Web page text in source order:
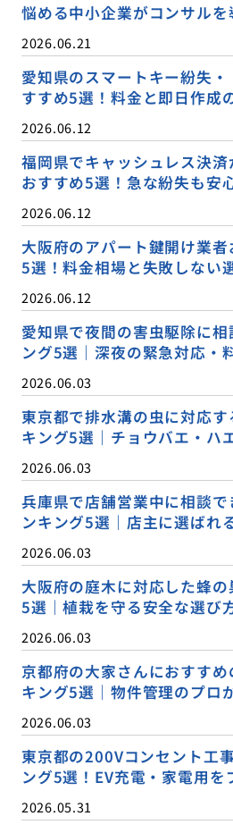
悩める中小企業がコンサルを
2026.06.21
愛知県のスマートキー紛失
すすめ5選！料金と即日作成
2026.06.12
福岡県でキャッシュレス決
おすすめ5選！急な紛失も安
2026.06.12
大阪府のアパート鍵開け業
5選！料金相場と失敗しない
2026.06.12
愛知県で夜間の害虫駆除に
ング5選｜深夜の緊急対応・
2026.06.03
東京都で排水溝の虫に対応
キング5選｜チョウバエ・ハ
2026.06.03
兵庫県で店舗営業中に相談
ンキング5選｜店主に選ばれ
2026.06.03
大阪府の庭木に対応した蜂
5選｜植栽を守る安全な選び
2026.06.03
京都府の大家さんにおすす
キング5選｜物件管理のプロ
2026.06.03
東京都の200Vコンセント工
ング5選！EV充電・家電用を
2026.05.31